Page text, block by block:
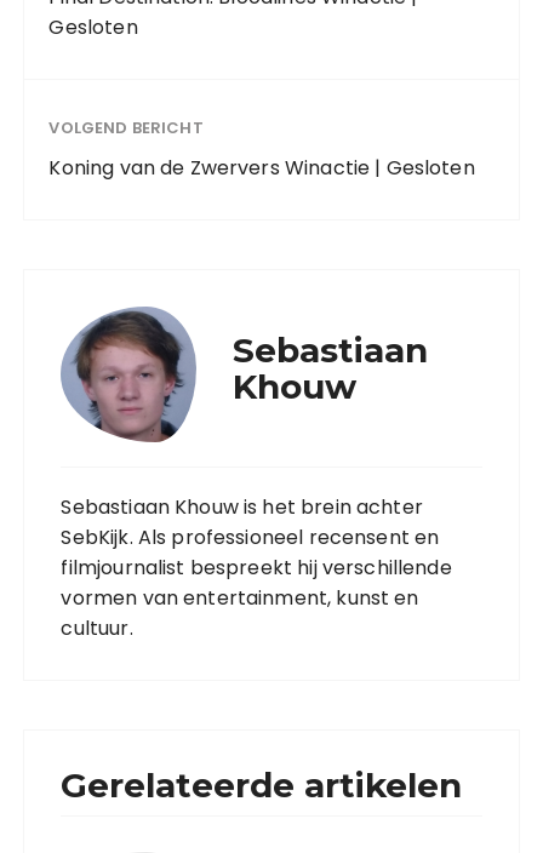
Gesloten
VOLGEND BERICHT
Koning van de Zwervers Winactie | Gesloten
Sebastiaan
Khouw
Sebastiaan Khouw is het brein achter
SebKijk. Als professioneel recensent en
filmjournalist bespreekt hij verschillende
vormen van entertainment, kunst en
cultuur.
Gerelateerde artikelen